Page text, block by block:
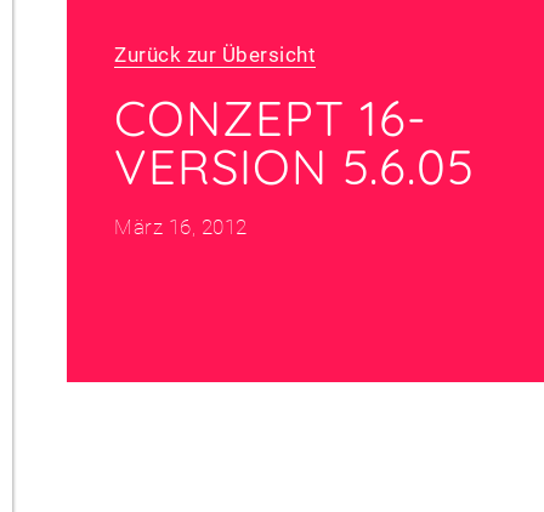
Zurück zur Übersicht
CONZEPT 16-
VERSION 5.6.05
März 16, 2012